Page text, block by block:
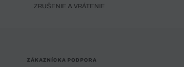
ZRUŠENIE A VRÁTENIE
ZÁKAZNÍCKA PODPORA